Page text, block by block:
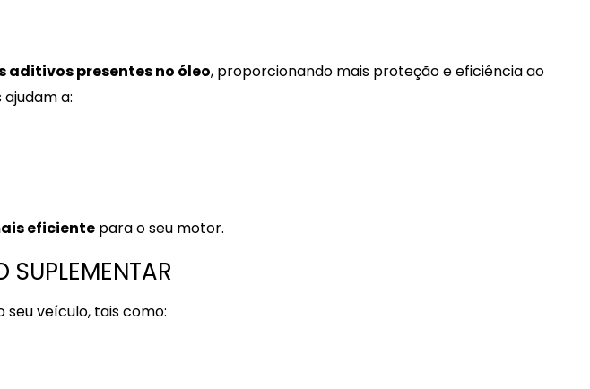
aditivos presentes no óleo, proporcionando mais proteção e eficiência ao
a:
eficiente para o seu motor.
veículo, tais como: